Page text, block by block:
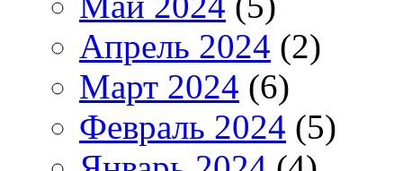
Апрель 2024 (2)
Март 2024 (6)
Февраль 2024 (5)